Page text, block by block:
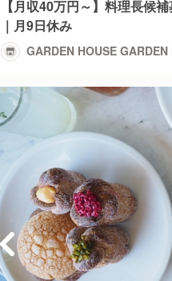
【月収40万円～】料理長候
｜月9日休み
GARDEN HOUSE